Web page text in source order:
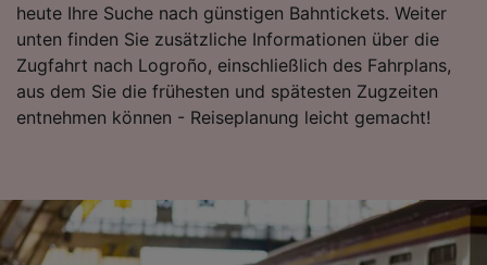
heute Ihre Suche nach günstigen Bahntickets. Weiter
unten finden Sie zusätzliche Informationen über die
Zugfahrt nach Logroño, einschließlich des Fahrplans,
aus dem Sie die frühesten und spätesten Zugzeiten
entnehmen können - Reiseplanung leicht gemacht!